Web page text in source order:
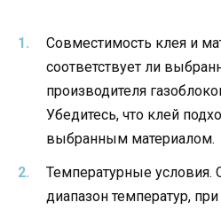
Совместимость клея и
соответствует ли
производителя
Убедитесь, что клей
выбранным материалом.
Температурные условия.
диапазон температур,